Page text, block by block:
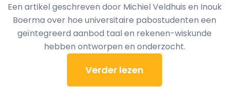
Een artikel geschreven door Michiel Veldhuis en Inouk
Boerma over hoe universitaire pabostudenten een
geïntegreerd aanbod taal en rekenen-wiskunde
hebben ontworpen en onderzocht.
Verder lezen